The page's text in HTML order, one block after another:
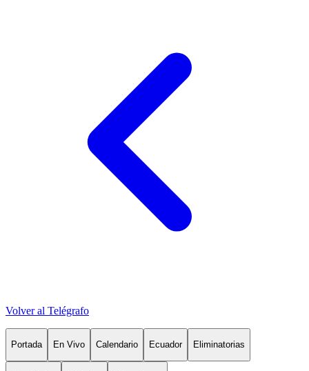
Volver al Telégrafo
Portada En Vivo Calendario Ecuador Eliminatorias